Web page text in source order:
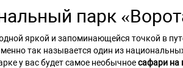
парк
яркой и запоминающейся точкой в
так называется один из
у вас будет самое необычноесафари на